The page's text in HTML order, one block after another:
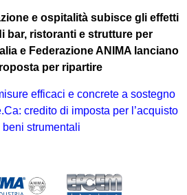
e ospitalità subisce gli effetti
bar, ristoranti e strutture per
e Federazione ANIMA lanciano
per ripartire
efficaci e concrete a sostegno
credito di imposta per l’acquisto
beni strumentali